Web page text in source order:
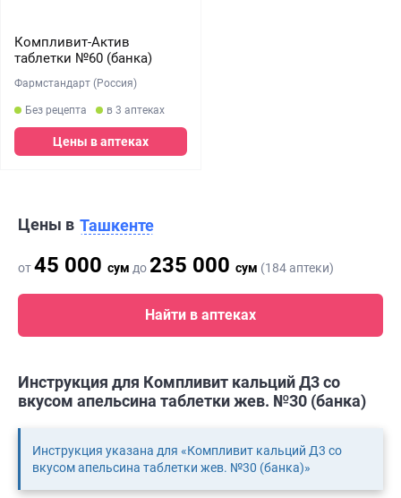
Компливит-Актив
таблетки №60 (банка)
Фармстандарт (Россия)
Без рецепта в 3 аптеках
Цены в аптеках
Цены в Ташкенте
от45 000 сум до 235 000 сум (184 аптеки)
Найти в аптеках
Инструкция для Компливит кальций Д3 со
вкусом апельсина таблетки жев. №30 (банка)
Инструкция указана для «Компливит кальций Д3 со
вкусом апельсина таблетки жев. №30 (банка)»